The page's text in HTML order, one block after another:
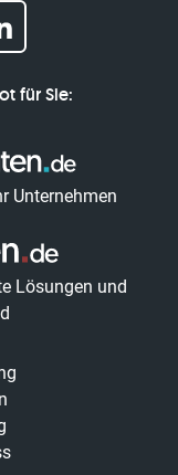
für Sie:
Unternehmen
Lösungen und